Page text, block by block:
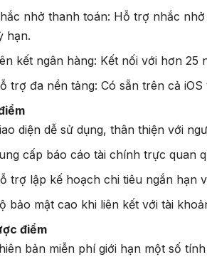
nhở thanh toán: Hỗ trợ nhắc
hạn.
kết ngân hàng: Kết nối với hơn 25
trợ đa nền tảng: Có sẵn trên cả iOS
diện dễ sử dụng, thân thiện với
cấp báo cáo tài chính trực quan
trợ lập kế hoạch chi tiêu ngắn hạn
bảo mật cao khi liên kết với tài
điểm
bản miễn phí giới hạn một số